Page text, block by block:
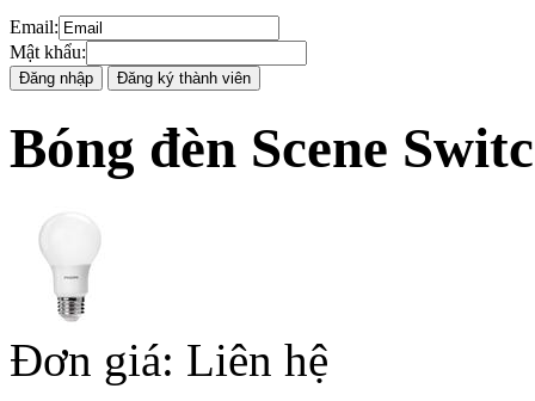
Email:
Mật khẩu:
Bóng đèn Scene
Đơn giá: Liên hệ